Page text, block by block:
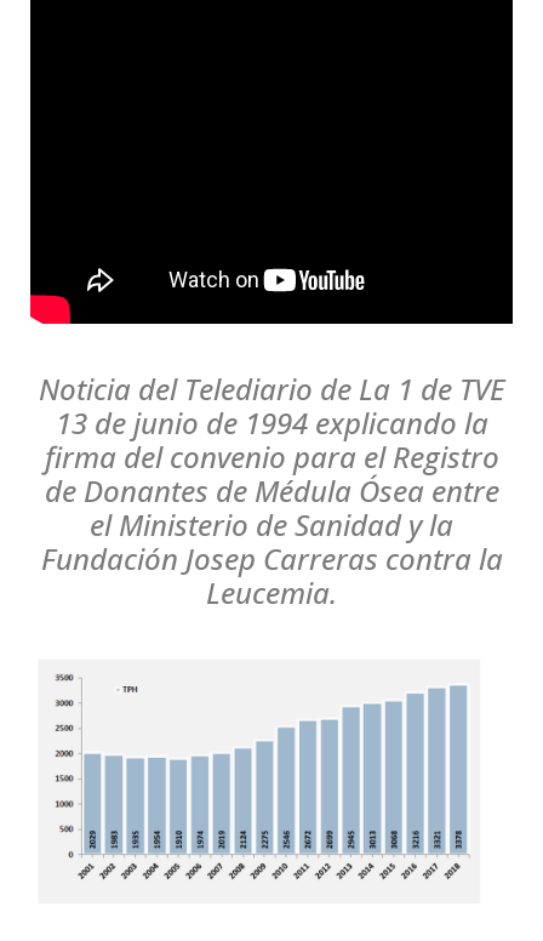
Noticia del Telediario de La 1 de TVE
13 de junio de 1994 explicando la
firma del convenio para el Registro
de Donantes de Médula Ósea entre
el Ministerio de Sanidad y la
Fundación Josep Carreras contra la
Leucemia.